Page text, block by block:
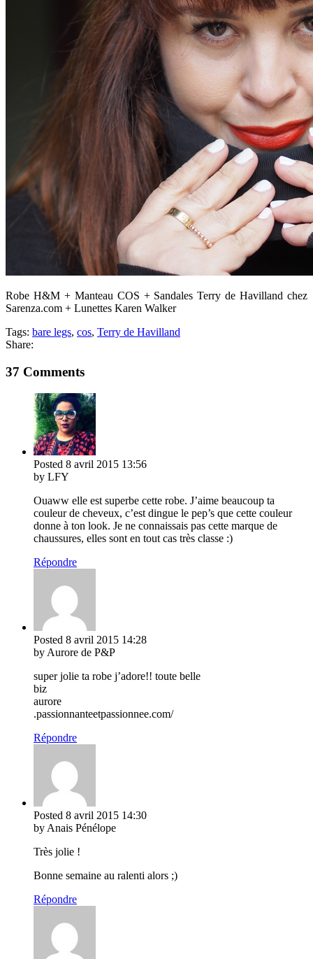
Robe H&M + Manteau COS + Sandales Terry de Havilland chez
Sarenza.com + Lunettes Karen Walker
Tags: bare legs, cos, Terry de Havilland
Share:
37 Comments
Posted 8 avril 2015 13:56
by LFY
Ouaww elle est superbe cette robe. J’aime beaucoup ta
couleur de cheveux, c’est dingue le pep’s que cette couleur
donne à ton look. Je ne connaissais pas cette marque de
chaussures, elles sont en tout cas très classe :)
Répondre
Posted 8 avril 2015 14:28
by Aurore de P&P
super jolie ta robe j’adore!! toute belle
biz
aurore
.passionnanteetpassionnee.com/
Répondre
Posted 8 avril 2015 14:30
by Anais Pénélope
Très jolie !
Bonne semaine au ralenti alors ;)
Répondre